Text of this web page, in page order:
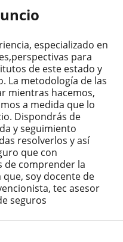
especializado en
para
de este estado y
La metodología de las
mientras hacemos,
a medida que lo
Dispondrás de
y seguimiento
resolverlos y así
que con
de comprender la
que, soy docente de
tec asesor
seguros